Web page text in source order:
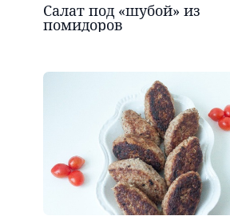
Салат под «шубой» из
помидоров